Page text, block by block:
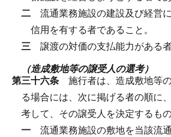
二 流通業務施設の建設及び経営
信用を有する者であること。
三 譲渡の対価の支払能力がある
（造成敷地等の譲受人の選考）
第三十六条 施行者は、造成敷地等
る場合には、次に掲げる者の順に
考して、その譲受人を決定するもの
一 流通業務施設の敷地を当該流